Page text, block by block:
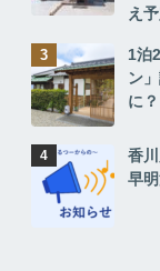
え
1泊
ン
に？
香
早